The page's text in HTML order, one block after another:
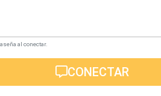
al conectar.
CONECTAR